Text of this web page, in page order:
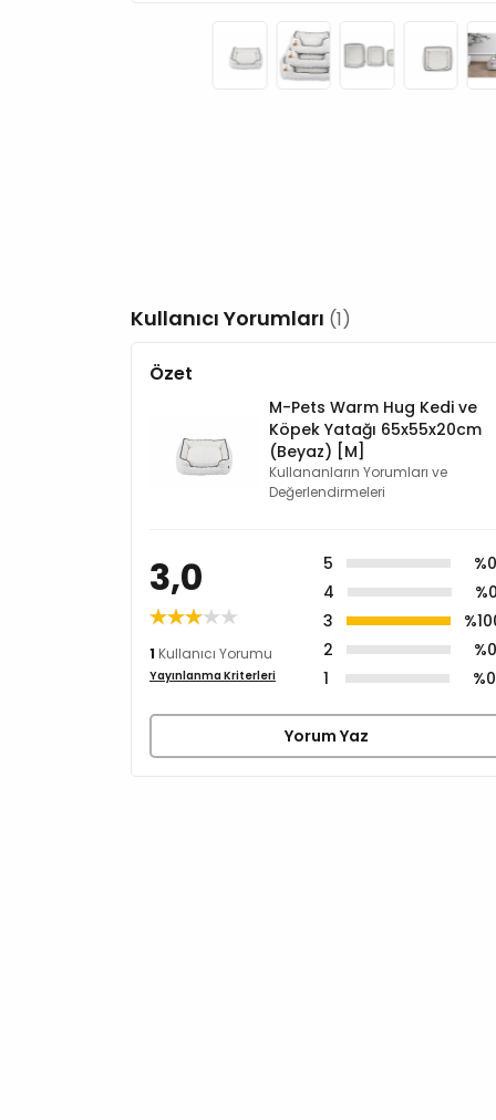
Kullanıcı Yorumları (1)
Özet
M-Pets Warm Hug Kedi ve
Köpek Yatağı 65x55x20cm
(Beyaz) [M]
Kullananların Yorumları ve
Değerlendirmeleri
3,0
1 Kullanıcı Yorumu
Yayınlanma Kriterleri
5
%0
4
%0
3
2
%0
1
%0
Yorum Yaz